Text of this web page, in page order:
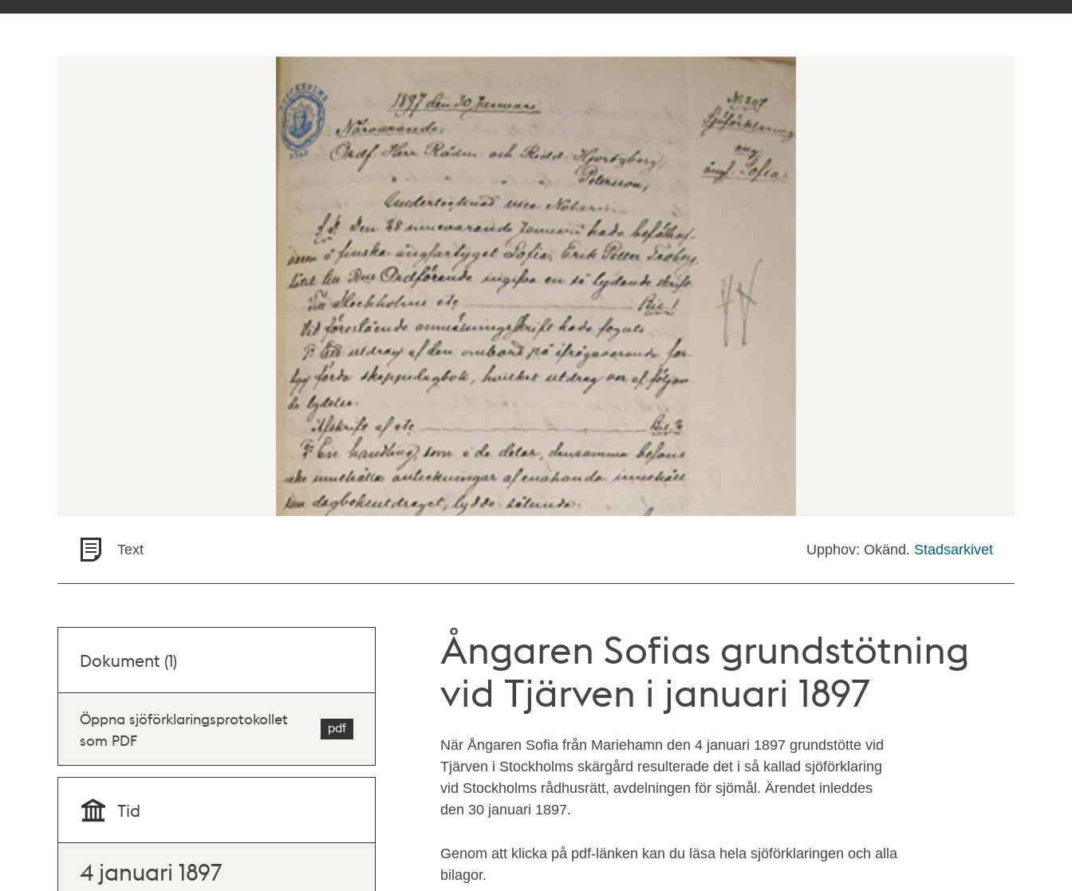
Text Upphov: Okänd. Stadsarkivet
Ångaren Sofias grundstötning
vid Tjärven i januari 1897
När Ångaren Sofia från Mariehamn den 4 januari 1897 grundstötte vid
Tjärven i Stockholms skärgård resulterade det i så kallad sjöförklaring
vid Stockholms rådhusrätt, avdelningen för sjömål. Ärendet inleddes
den 30 januari 1897.
Genom att klicka på pdf-länken kan du läsa hela sjöförklaringen och alla
bilagor.
Dokument (1)
Öppna sjöförklaringsprotokollet
som PDF
Tid
4 januari 1897